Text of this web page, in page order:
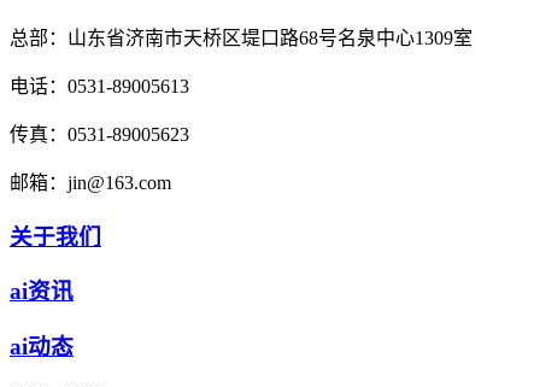
总部： 山东省济南市天桥区堤口路68号名泉中心1309室
电话： 0531-89005613
传真： 0531-89005623
邮箱： jin@163.com
关于我们
ai资讯
ai动态